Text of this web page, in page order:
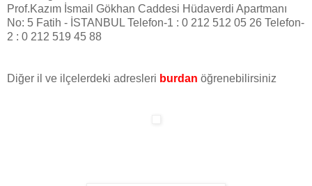
Prof.Kazım İsmail Gökhan Caddesi Hüdaverdi Apartmanı
No: 5 Fatih - İSTANBUL Telefon-1 : 0 212 512 05 26 Telefon-
2 : 0 212 519 45 88
Diğer il ve ilçelerdeki adresleri burdan öğrenebilirsiniz